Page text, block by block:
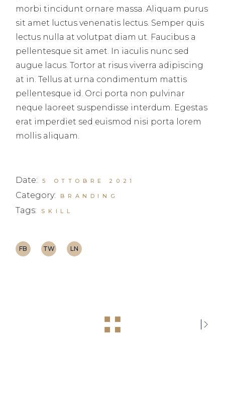
morbi tincidunt ornare massa. Aliquam purus
sit amet luctus venenatis lectus. Semper quis
lectus nulla at volutpat diam ut. Faucibus a
pellentesque sit amet. In iaculis nunc sed
augue lacus. Tortor at risus viverra adipiscing
at in. Tellus at urna condimentum mattis
pellentesque id. Orci porta non pulvinar
neque laoreet suspendisse interdum. Egestas
erat imperdiet sed euismod nisi porta lorem
mollis aliquam.
Date: 5 OTTOBRE 2021
Category: BRANDING
Tags: SKILL
FB TW LN